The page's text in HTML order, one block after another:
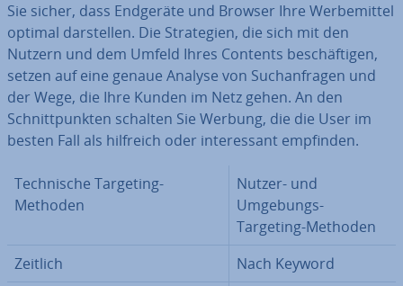
Sie sicher, dass Endgeräte und Browser Ihre Wer­be­mit­tel
optimal dar­stel­len. Die Stra­te­gien, die sich mit den
Nutzern und dem Umfeld Ihres Contents be­schäf­ti­gen,
setzen auf eine genaue Analyse von Such­an­fra­gen und
der Wege, die Ihre Kunden im Netz gehen. An den
Schnitt­punk­ten schalten Sie Werbung, die die User im
besten Fall als hilfreich oder in­ter­es­sant empfinden.
Tech­ni­sche Targeting-
Methoden
Nutzer- und
Umgebungs-
Targeting-Methoden
Zeitlich
Nach Keyword